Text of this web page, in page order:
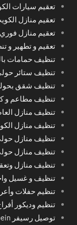
تعقيم سيارات
تعقيم منازل الكويت
تعقيم منازل فوري
تعقيم و تطهير و
تنظيف حمامات
تنظيف ستائر
تنظيف شقق
تنظيف مطاعم و
تنظيف منازل
تنظيف منازل الكويت
تنظيف منازل حولي 24 ساعة خدمة تنظيف المساجد
تنظيف منازل
تنظيف منازل
تنظيف و غسيل
تنظيم حفلات
تنظيم وديكور
توصيل رسيفر bein و تركيب ستلايت و رسيفرات في الكويت